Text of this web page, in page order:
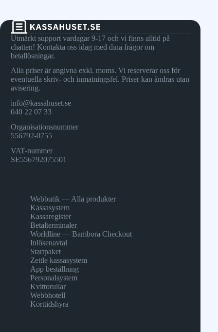
Utmärkt support vardagar 9-17 och vi finns alltid på
chatten! Kontakta oss idag med dina frågor om
betallösningar.
Alla priser är angivna exkl. moms. Vi reserverar oss för
eventuella skriv- och inmatningsfel. Priser kan ändras utan
avisering.
info@kassahuset.se
040 22 07 33
Organisationsnummer
556792-0755
VAT-nummer
SE556792075501
Webbutik — Alla produkter
Kassasystem
Kassaregister
Betalterminaler
Worldline — Bambora Checkout
Inlösenavtal
Startpaket
Zettle kassasystem
App beställning
Personalsystem
Kvittorullar
Webbhotell
Korttidshyra